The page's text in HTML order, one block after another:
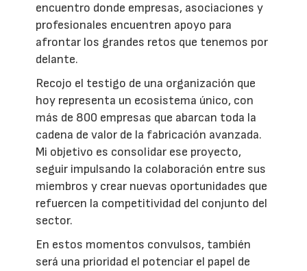
encuentro donde empresas, asociaciones y
profesionales encuentren apoyo para
afrontar los grandes retos que tenemos por
delante.
Recojo el testigo de una organización que
hoy representa un ecosistema único, con
más de 800 empresas que abarcan toda la
cadena de valor de la fabricación avanzada.
Mi objetivo es consolidar ese proyecto,
seguir impulsando la colaboración entre sus
miembros y crear nuevas oportunidades que
refuercen la competitividad del conjunto del
sector.
En estos momentos convulsos, también
será una prioridad el potenciar el papel de